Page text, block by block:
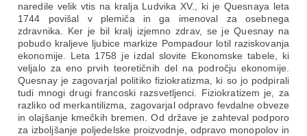
naredile velik vtis na kralja Ludvika XV., ki je Quesnaya leta
1744 povišal v plemiča in ga imenoval za osebnega
zdravnika. Ker je bil kralj izjemno zdrav, se je Quesnay na
pobudo kraljeve ljubice markize Pompadour lotil raziskovanja
ekonomije. Leta 1758 je izdal slovite Ekonomske tabele, ki
veljalo za eno prvih teoretičnih del na področju ekonomije.
Quesnay je zagovarjal politiko fiziokratizma, ki so jo podpirali
tudi mnogi drugi francoski razsvetljenci. Fiziokratizem je, za
razliko od merkantilizma, zagovarjal odpravo fevdalne obveze
in olajšanje kmečkih bremen. Od države je zahteval podporo
za izboljšanje poljedelske proizvodnje, odpravo monopolov in